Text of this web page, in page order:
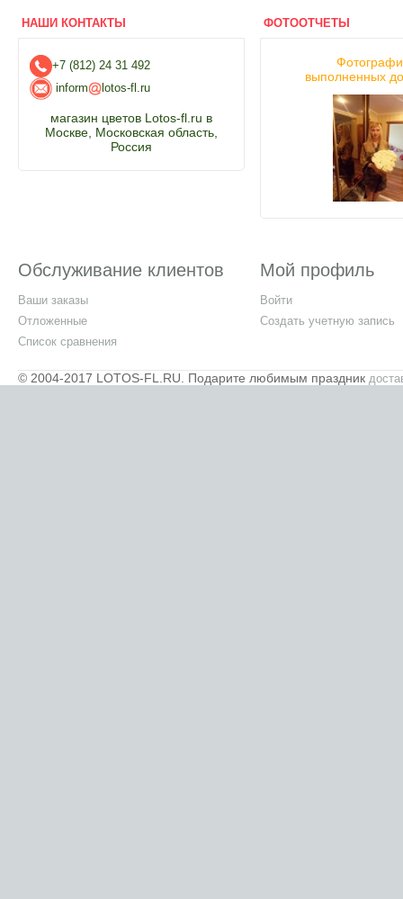
НАШИ КОНТАКТЫ
+7 (812) 24 31 492
inform
lotos-fl.ru
магазин цветов Lotos-fl.ru в
Москве, Московская область,
Россия
ФОТООТЧЕТЫ
выполненных
Обслуживание клиентов
Ваши заказы
Отложенные
Список сравнения
Мой профиль
Войти
Создать учетную запись
© 2004-2017 LOTOS-FL.RU. Подарите любимым праздник